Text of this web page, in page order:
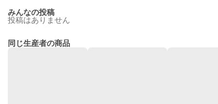
みんなの投稿
投稿はありません
同じ生産者の商品